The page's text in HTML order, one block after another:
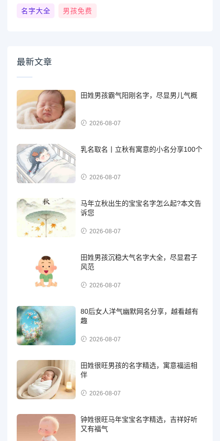
名字大全 男孩免费
最新文章
田姓男孩霸气阳刚名字，尽显男儿气概
2026-08-07
乳名取名丨立秋有寓意的小名分享100个
2026-08-07
马年立秋出生的宝宝名字怎么起?本文告
诉您
2026-08-07
田姓男孩沉稳大气名字大全，尽显君子
风范
2026-08-07
80后女人洋气幽默网名分享，越看越有
趣
2026-08-07
田姓很旺男孩的名字精选，寓意福运相
伴
2026-08-07
钟姓很旺马年宝宝名字精选，吉祥好听
又有福气